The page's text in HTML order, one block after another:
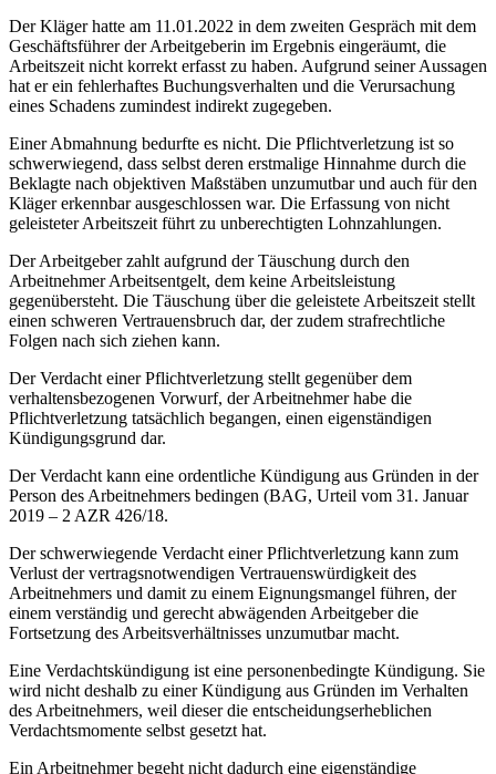
Der Kläger hatte am 11.01.2022 in dem zweiten Gespräch mit dem
Geschäftsführer der Arbeitgeberin im Ergebnis eingeräumt, die
Arbeitszeit nicht korrekt erfasst zu haben. Aufgrund seiner Aussagen
hat er ein fehlerhaftes Buchungsverhalten und die Verursachung
eines Schadens zumindest indirekt zugegeben.
Einer Abmahnung bedurfte es nicht. Die Pflichtverletzung ist so
schwerwiegend, dass selbst deren erstmalige Hinnahme durch die
Beklagte nach objektiven Maßstäben unzumutbar und auch für den
Kläger erkennbar ausgeschlossen war. Die Erfassung von nicht
geleisteter Arbeitszeit führt zu unberechtigten Lohnzahlungen.
Der Arbeitgeber zahlt aufgrund der Täuschung durch den
Arbeitnehmer Arbeitsentgelt, dem keine Arbeitsleistung
gegenübersteht. Die Täuschung über die geleistete Arbeitszeit stellt
einen schweren Vertrauensbruch dar, der zudem strafrechtliche
Folgen nach sich ziehen kann.
Der Verdacht einer Pflichtverletzung stellt gegenüber dem
verhaltensbezogenen Vorwurf, der Arbeitnehmer habe die
Pflichtverletzung tatsächlich begangen, einen eigenständigen
Kündigungsgrund dar.
Der Verdacht kann eine ordentliche Kündigung aus Gründen in der
Person des Arbeitnehmers bedingen (BAG, Urteil vom 31. Januar
2019 – 2 AZR 426/18.
Der schwerwiegende Verdacht einer Pflichtverletzung kann zum
Verlust der vertragsnotwendigen Vertrauenswürdigkeit des
Arbeitnehmers und damit zu einem Eignungsmangel führen, der
einem verständig und gerecht abwägenden Arbeitgeber die
Fortsetzung des Arbeitsverhältnisses unzumutbar macht.
Eine Verdachtskündigung ist eine personenbedingte Kündigung. Sie
wird nicht deshalb zu einer Kündigung aus Gründen im Verhalten
des Arbeitnehmers, weil dieser die entscheidungserheblichen
Verdachtsmomente selbst gesetzt hat.
Ein Arbeitnehmer begeht nicht dadurch eine eigenständige